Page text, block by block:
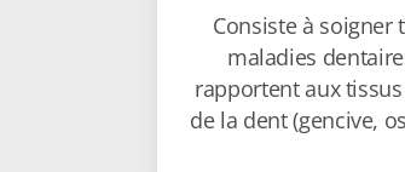
Consiste à soigner
maladies
rapportent aux
de la dent (gencive,